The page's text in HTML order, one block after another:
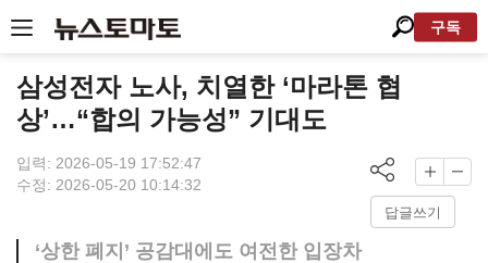
구독
삼성전자 노사, 치열한 ‘마라톤 협
상’…“합의 가능성” 기대도
입력: 2026-05-19 17:52:47
수정: 2026-05-20 10:14:32
답글쓰기
‘상한 폐지’ 공감대에도 여전한 입장차